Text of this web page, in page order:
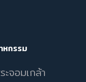
หกรรม
จอมเกล้า